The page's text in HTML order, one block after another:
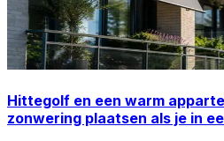
Hittegolf en een warm
zonwering plaatsen als je in